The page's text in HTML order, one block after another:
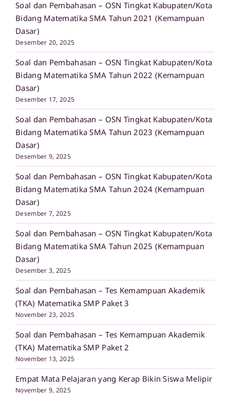
Soal dan Pembahasan – OSN Tingkat Kabupaten/Kota
Bidang Matematika SMA Tahun 2021 (Kemampuan
Dasar)
Desember 20, 2025
Soal dan Pembahasan – OSN Tingkat Kabupaten/Kota
Bidang Matematika SMA Tahun 2022 (Kemampuan
Dasar)
Desember 17, 2025
Soal dan Pembahasan – OSN Tingkat Kabupaten/Kota
Bidang Matematika SMA Tahun 2023 (Kemampuan
Dasar)
Desember 9, 2025
Soal dan Pembahasan – OSN Tingkat Kabupaten/Kota
Bidang Matematika SMA Tahun 2024 (Kemampuan
Dasar)
Desember 7, 2025
Soal dan Pembahasan – OSN Tingkat Kabupaten/Kota
Bidang Matematika SMA Tahun 2025 (Kemampuan
Dasar)
Desember 3, 2025
Soal dan Pembahasan – Tes Kemampuan Akademik
(TKA) Matematika SMP Paket 3
November 23, 2025
Soal dan Pembahasan – Tes Kemampuan Akademik
(TKA) Matematika SMP Paket 2
November 13, 2025
Empat Mata Pelajaran yang Kerap Bikin Siswa Melipir
November 9, 2025